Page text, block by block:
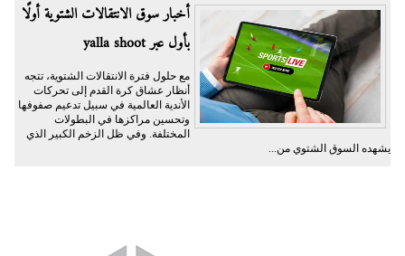
أخبار سوق الانتقالات الشتوية أولًا
بأول عبر yalla shoot
مع حلول فترة الانتقالات الشتوية، تتجه
أنظار عشاق كرة القدم إلى تحركات
الأندية العالمية في سبيل تدعيم صفوفها
وتحسين مراكزها في البطولات
المختلفة. وفي ظل الزخم الكبير الذي
يشهده السوق الشتوي من...